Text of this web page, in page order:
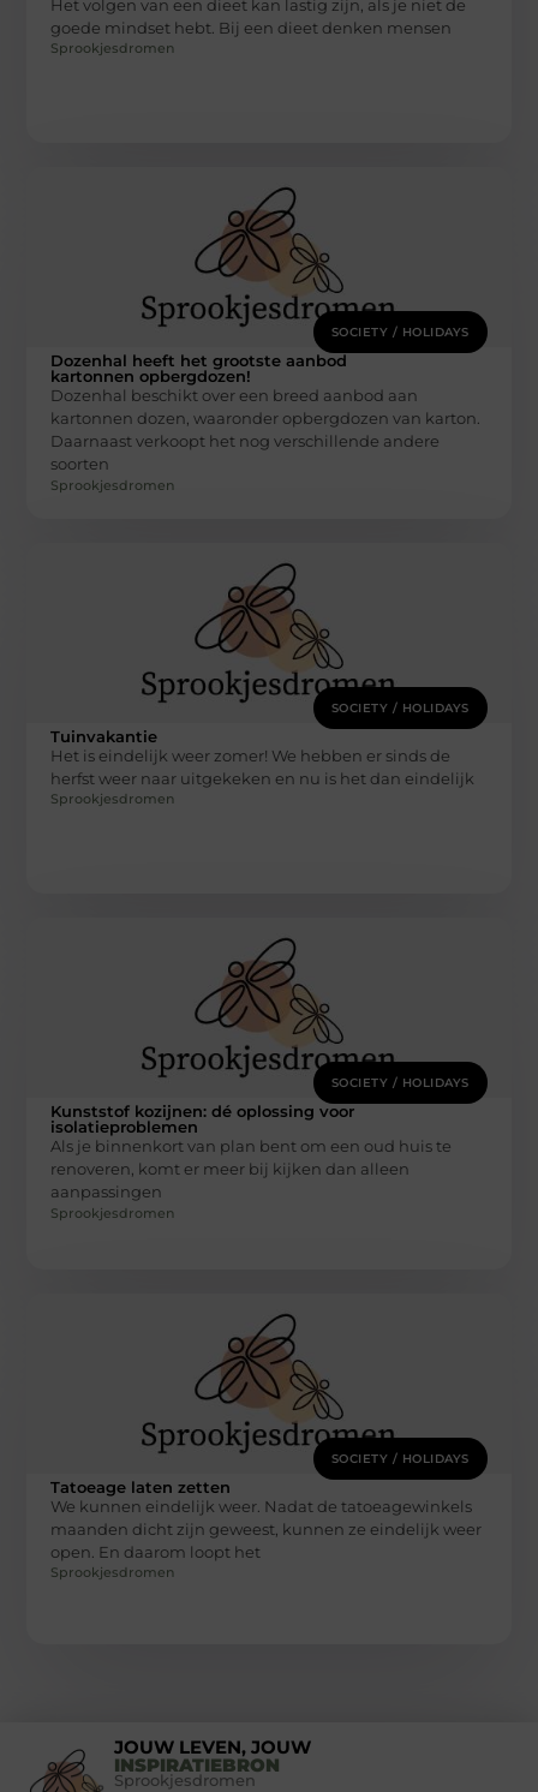
Het volgen van een dieet kan lastig zijn, als je niet de
goede mindset hebt. Bij een dieet denken mensen
Sprookjesdromen
SOCIETY / HOLIDAYS
Dozenhal heeft het grootste aanbod
kartonnen opbergdozen!
Dozenhal beschikt over een breed aanbod aan
kartonnen dozen, waaronder opbergdozen van karton.
Daarnaast verkoopt het nog verschillende andere
soorten
Sprookjesdromen
SOCIETY / HOLIDAYS
Tuinvakantie
Het is eindelijk weer zomer! We hebben er sinds de
herfst weer naar uitgekeken en nu is het dan eindelijk
Sprookjesdromen
SOCIETY / HOLIDAYS
Kunststof kozijnen: dé oplossing voor
isolatieproblemen
Als je binnenkort van plan bent om een oud huis te
renoveren, komt er meer bij kijken dan alleen
aanpassingen
Sprookjesdromen
SOCIETY / HOLIDAYS
Tatoeage laten zetten
We kunnen eindelijk weer. Nadat de tatoeagewinkels
maanden dicht zijn geweest, kunnen ze eindelijk weer
open. En daarom loopt het
Sprookjesdromen
JOUW LEVEN, JOUW
INSPIRATIEBRON
Sprookjesdromen